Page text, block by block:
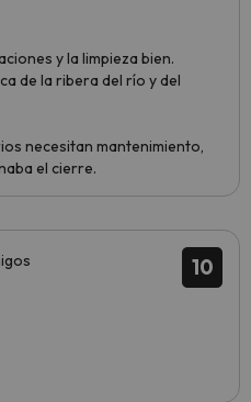
y la limpieza bien.
de la ribera del río y del
necesitan mantenimiento,
el cierre.
10